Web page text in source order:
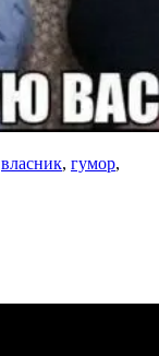
власник, гумор,